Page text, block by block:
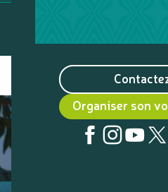
Organiser son